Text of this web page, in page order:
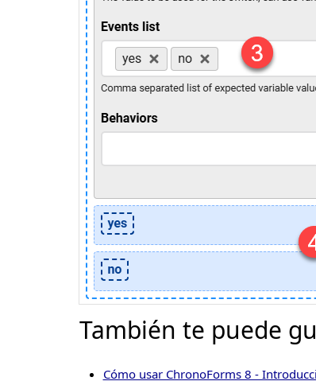
También te puede
Cómo usar ChronoForms 8 -